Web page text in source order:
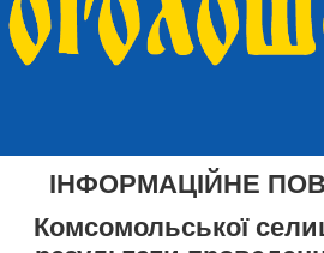
ІНФОРМАЦІЙНЕ
Комсомольської